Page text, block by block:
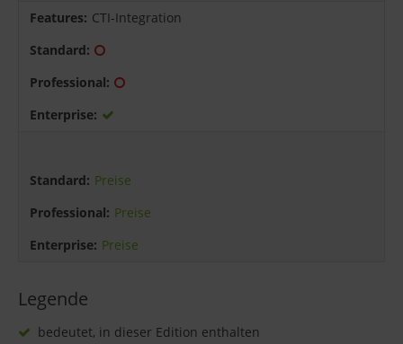
CTI-Integration
Preise
Preise
Preise
Legende
bedeutet, in dieser Edition enthalten